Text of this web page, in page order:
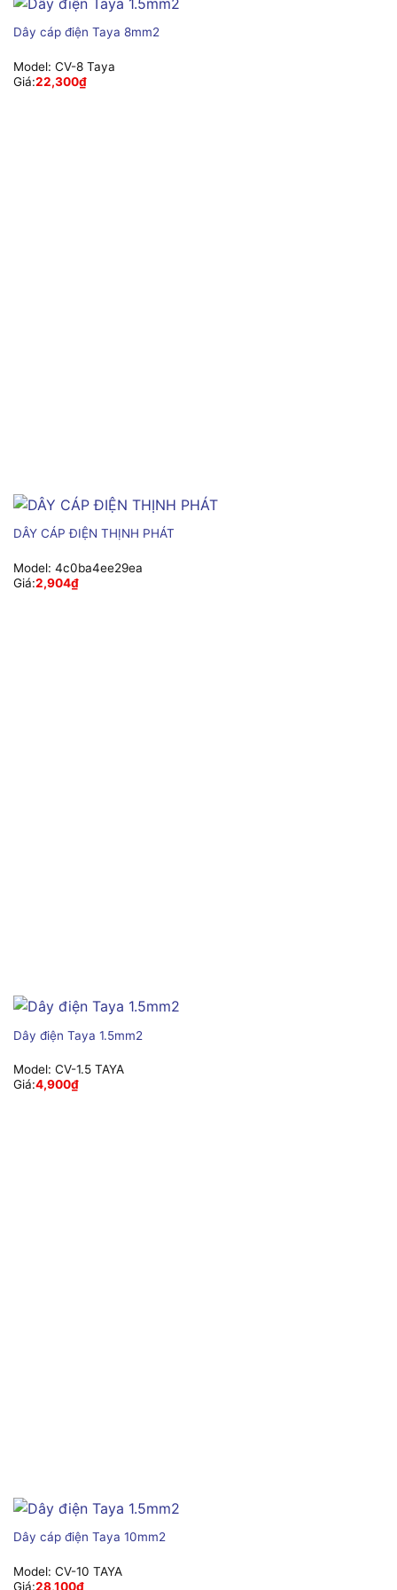
Dây cáp điện Taya 8mm2
Model: CV-8 Taya
Giá:22,300₫
DÂY CÁP ĐIỆN THỊNH PHÁT
Model: 4c0ba4ee29ea
Giá:2,904₫
Dây điện Taya 1.5mm2
Model: CV-1.5 TAYA
Giá:4,900₫
Dây cáp điện Taya 10mm2
Model: CV-10 TAYA
Giá:28,100₫